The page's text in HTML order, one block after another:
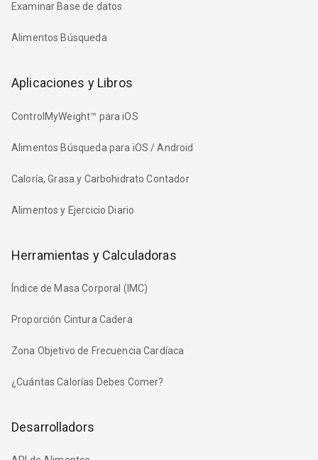
Examinar Base de datos
Alimentos Búsqueda
Aplicaciones y Libros
ControlMyWeight™ para iOS
Alimentos Búsqueda para iOS / Android
Caloría, Grasa y Carbohidrato Contador
Alimentos y Ejercicio Diario
Herramientas y Calculadoras
Índice de Masa Corporal (IMC)
Proporción Cintura Cadera
Zona Objetivo de Frecuencia Cardíaca
¿Cuántas Calorías Debes Comer?
Desarrolladors